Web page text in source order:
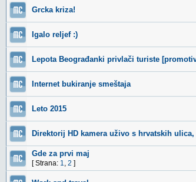
Grcka kriza!
Igalo reljef :)
Lepota Beograđanki privlači turiste
Internet bukiranje smeštaja
Leto 2015
Direktorij HD kamera uživo s hrvatskih
Gde za prvi maj
[ Strana: 1, 2 ]